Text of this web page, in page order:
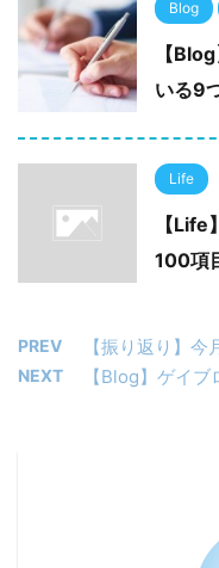
Blog
【
いる9
Life
【
100項
PREV 【振り返り】
NEXT 【Blog】ゲイ